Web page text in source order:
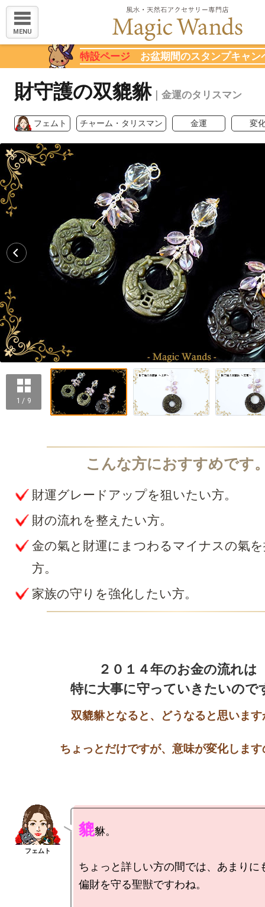
MENU
特設ページ お盆期間のスタンプキャン
財守護の双貔貅｜金運のタリスマン
フェムト チャーム・タリスマン 金運 変
1 / 9
財運グレードアップを狙いたい方。
財の流れを整えたい方。
金の氣と財運にまつわるマイナスの氣
方。
家族の守りを強化したい方。
２０１４年のお金の流れは
特に大事に守っていきたいので
双貔貅となると、どうなると思います
貔貅。
ちょっと詳しい方の間では、あまりに
偏財を守る聖獣ですわね。